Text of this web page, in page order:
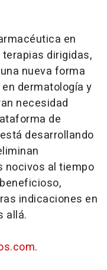
en
dirigidas,
nueva forma
dermatología y
necesidad
de
desarrollando
nocivos al tiempo
indicaciones en
allá.
.